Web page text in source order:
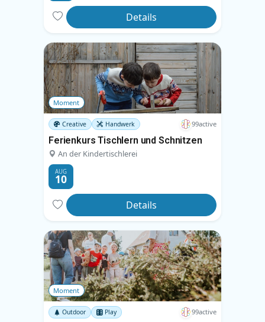
Details
Moment
Creative Handwerk 99active
Ferienkurs Tischlern und Schnitzen
An der Kindertischlerei
AUG
10
Details
Moment
Outdoor Play 99active